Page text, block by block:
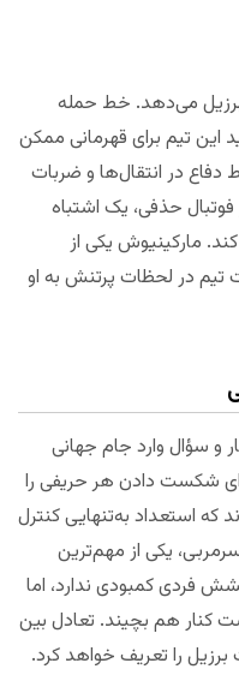
می‌دهد. خط حمله
این تیم برای قهرمانی ممکن
در انتقال‌ها و ضربات
حذفی، یک اشتباه
را نابود کند. مارکینیوش یکی از
تیم در لحظات پرتنش به او
و سؤال وارد جام جهانی
برای شکست دادن هر حریفی را
که استعداد به‌تنهایی کنترل
یکی از مهم‌ترین
فردی کمبودی ندارد، اما
کنار هم بچیند. تعادل بین
را تعریف خواهد کرد.